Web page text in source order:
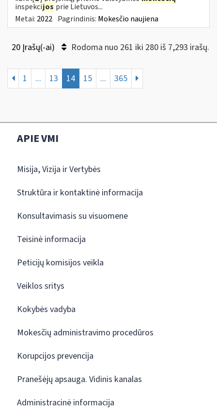
inspekcijos prie Lietuvos...
Metai: 2022 Pagrindinis: Mokesčio naujiena
20 Įrašų(-ai) Rodoma nuo 261 iki 280 iš 7,293 irašų.
1 ... 13 14 15 ... 365
APIE VMI
Misija, Vizija ir Vertybės
Struktūra ir kontaktinė informacija
Konsultavimasis su visuomene
Teisinė informacija
Peticijų komisijos veikla
Veiklos sritys
Kokybės vadyba
Mokesčių administravimo procedūros
Korupcijos prevencija
Pranešėjų apsauga. Vidinis kanalas
Administracinė informacija